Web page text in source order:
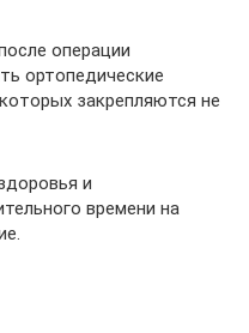
операции
ортопедические
закрепляются не
и
времени на